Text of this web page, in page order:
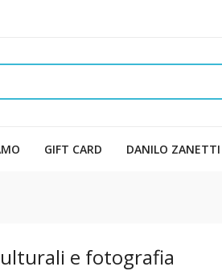
GIFT CARD DANILO ZANETTI
e fotografia